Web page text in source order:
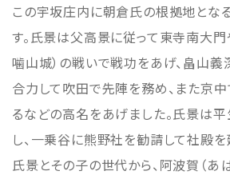
この宇坂庄内に朝倉氏の根拠地とな
す。氏景は父高景に従って東寺南大
噛山城）の戦いで戦功をあげ、畠山
合力して吹田で先陣を務め、また京
るなどの高名をあげました。氏景は
し、一乗谷に熊野社を勧請して社殿を
氏景とその子の世代から、阿波賀（あ